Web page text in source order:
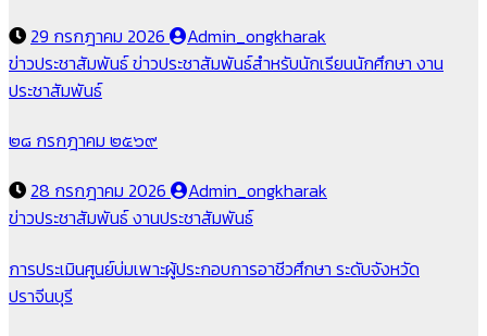
29 กรกฎาคม 2026
Admin_ongkharak
ข่าวประชาสัมพันธ์ข่าวประชาสัมพันธ์สำหรับนักเรียนนักศึกษา งาน
ประชาสัมพันธ์
๒๘ กรกฎาคม ๒๕๖๙
28 กรกฎาคม 2026
Admin_ongkharak
ข่าวประชาสัมพันธ์งานประชาสัมพันธ์
การประเมินศูนย์บ่มเพาะผู้ประกอบการอาชีวศึกษา ระดับจังหวัด
ปราจีนบุรี